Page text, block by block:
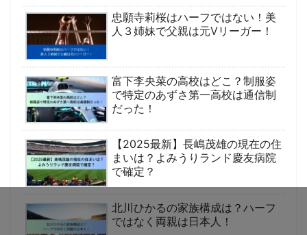
忠願寺莉桜はハーフではない！美
人３姉妹で父親は元Vリーガー！
富下李央菜の高校はどこ？制服姿
で特定のあずさ第一高校は通信制
だった！
【2025最新】長嶋茂雄の現在の住
まいは？よみうりランド慶友病院
で確定？
北川ひかるの家族構成は？ハーフ
ではなく両親は日本人！